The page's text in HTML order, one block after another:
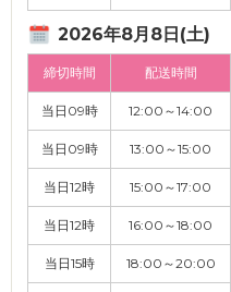
2026年8月8日(土)
締切時間 配送時間
当日09時 12:00～14:00
当日09時 13:00～15:00
当日12時 15:00～17:00
当日12時 16:00～18:00
当日15時 18:00～20:00